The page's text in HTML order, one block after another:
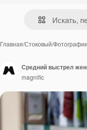
Главная/Стоковый/Фотографии
Средний выстрел
magnific